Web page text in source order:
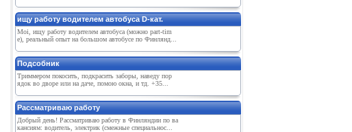
ищу работу водителем автобуса D-кат.
Moi, ищу работу водителем автобуса (можно part-tim
e), реальный опыт на большом автобусе по Финлянд...
Подсобник
Триммером покосить, подкрасить заборы, наведу пор
ядок во дворе или на даче, помою окна, и тд. +35...
Рассматриваю работу
Добрый день! Рассматриваю работу в Финляндии по ва
кансиям: водитель, электрик (смежные специальнос...